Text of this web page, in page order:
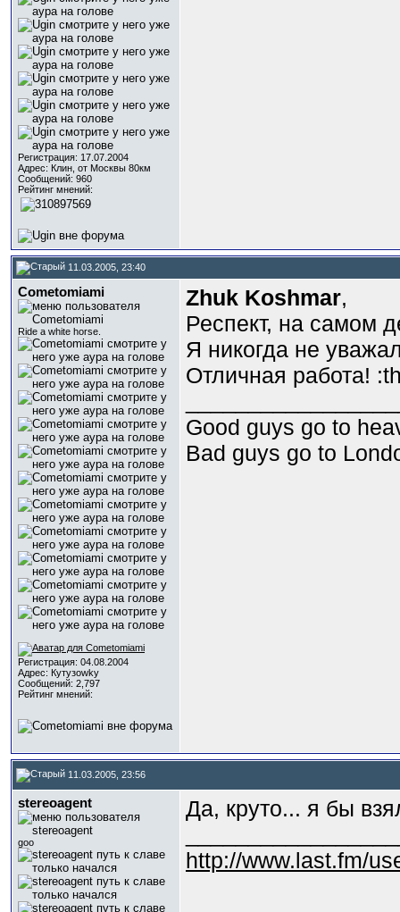
Регистрация: 17.07.2004
Адрес: Клин, от Москвы 80км
Сообщений: 960
Рейтинг мнений:
11.03.2005, 23:40
Cometomiami
Ride a white horse.
Регистрация: 04.08.2004
Адрес: Кутузоwky
Сообщений: 2,797
Рейтинг мнений:
Zhuk Koshmar,
Респект, на самом
Я никогда не
Отличная работа!
Good guys go to
Bad guys go to
11.03.2005, 23:56
stereoagent
goo
Да, круто... я бы
http://www.last.fm/